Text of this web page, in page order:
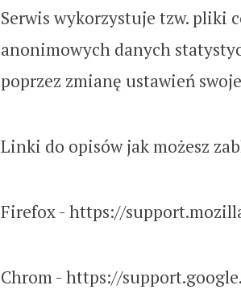
Serwis wykorzystuje tzw. pliki
anonimowych danych
poprzez zmianę ustawień
Linki do opisów jak możesz
Firefox - https://
Chrom - https://